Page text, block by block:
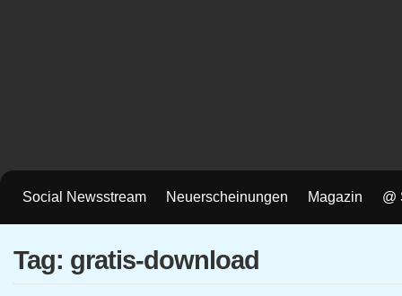
Social Newsstream Neuerscheinungen Magazin @
Tag: gratis-download